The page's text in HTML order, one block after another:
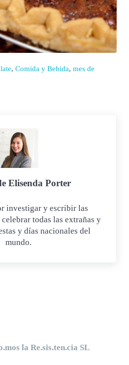
, Comida y Bebida, mes de
Elisenda Porter
investigar y escribir las
todas las extrañas y
y días nacionales del
mundo.
la Re.sis.ten.cia SL